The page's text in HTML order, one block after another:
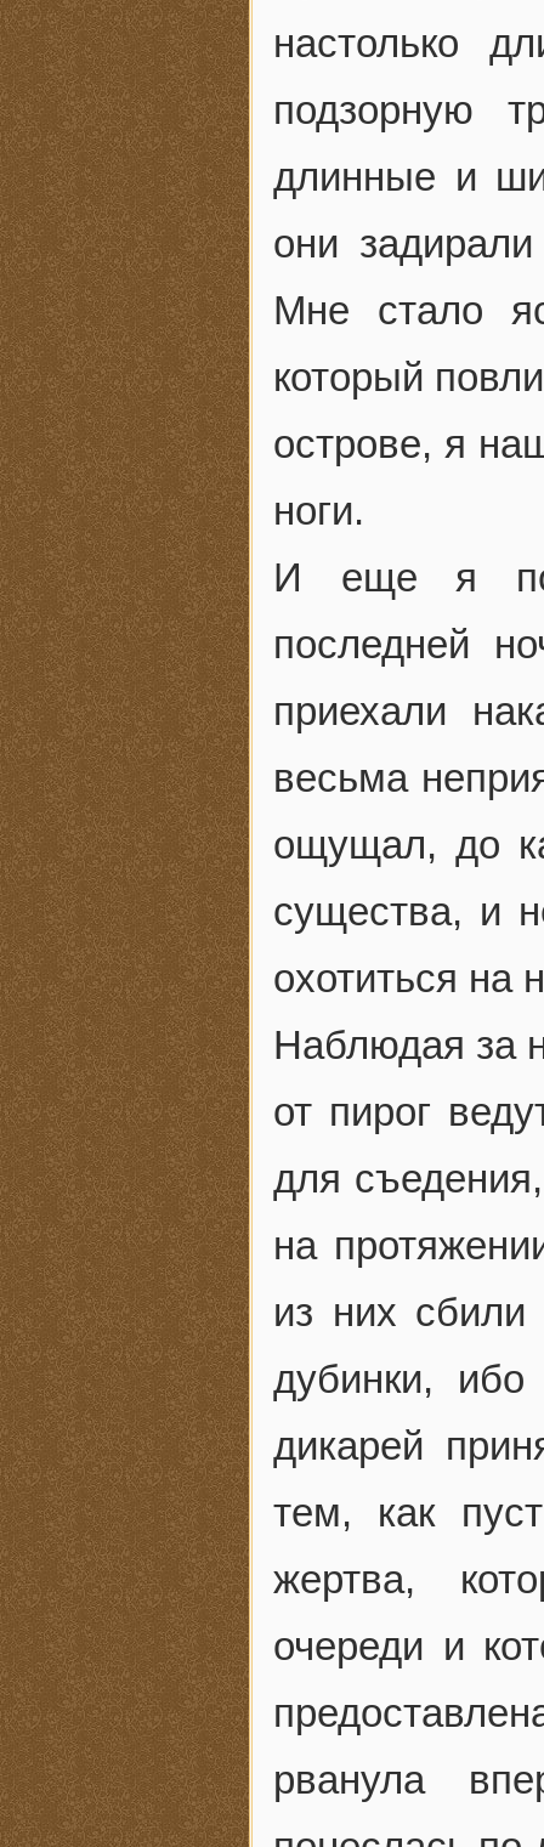
настолько
подзорную
длинные и
они
Мне стало
который
острове, я
ноги.
И еще я
последней
приехали
весьма
ощущал, до
существа, и
охотиться на
Наблюдая за
от пирог
для
на
из них сбили
дубинки,
дикарей
тем, как
жертва,
очереди и
рванула